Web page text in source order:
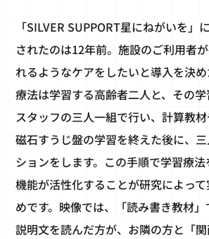
「SILVER SUPPORT星にねがいを」
されたのは12年前。施設のご利用者
れるようなケアをしたいと導入を決
療法は学習する高齢者二人と、その
スタッフの三人一組で行い、計算教材
磁石すうじ盤の学習を終えた後に、
ションをします。この手順で学習療
機能が活性化することが研究によっ
めです。映像では、「読み書き教材
説明文を読んだ方が、お隣の方と「